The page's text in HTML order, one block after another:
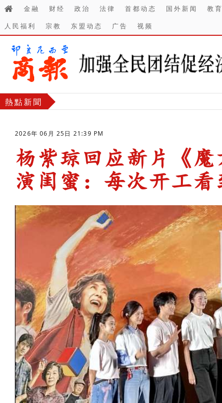
金融 财经 政治 法律 首都动态 国外新闻
教
人民福利
宗教 东盟动态 广告 视频
熱點新聞
2026年 06月 25日 21:39 PM
杨紫琼回应新片《
演闺蜜：每次开工